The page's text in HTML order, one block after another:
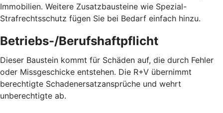
Immobilien. Weitere Zusatzbausteine wie Spezial-
Strafrechtsschutz fügen Sie bei Bedarf einfach hinzu.
Betriebs-/Berufshaftpflicht
Dieser Baustein kommt für Schäden auf, die durch Fehler
oder Missgeschicke entstehen. Die R+V übernimmt
berechtigte Schadenersatzansprüche und wehrt
unberechtigte ab.